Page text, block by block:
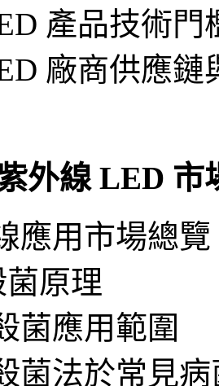
產品技術
廠商供應鏈
外線 LED 市
應用市場總覽
原理
菌應用範圍
菌法於常見